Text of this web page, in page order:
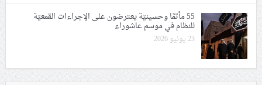
55 مأتمًا وحسينيّة يعترضون على الإجراءات القمعيّة
للنظام في موسم عاشوراء
23 يونيو 2026